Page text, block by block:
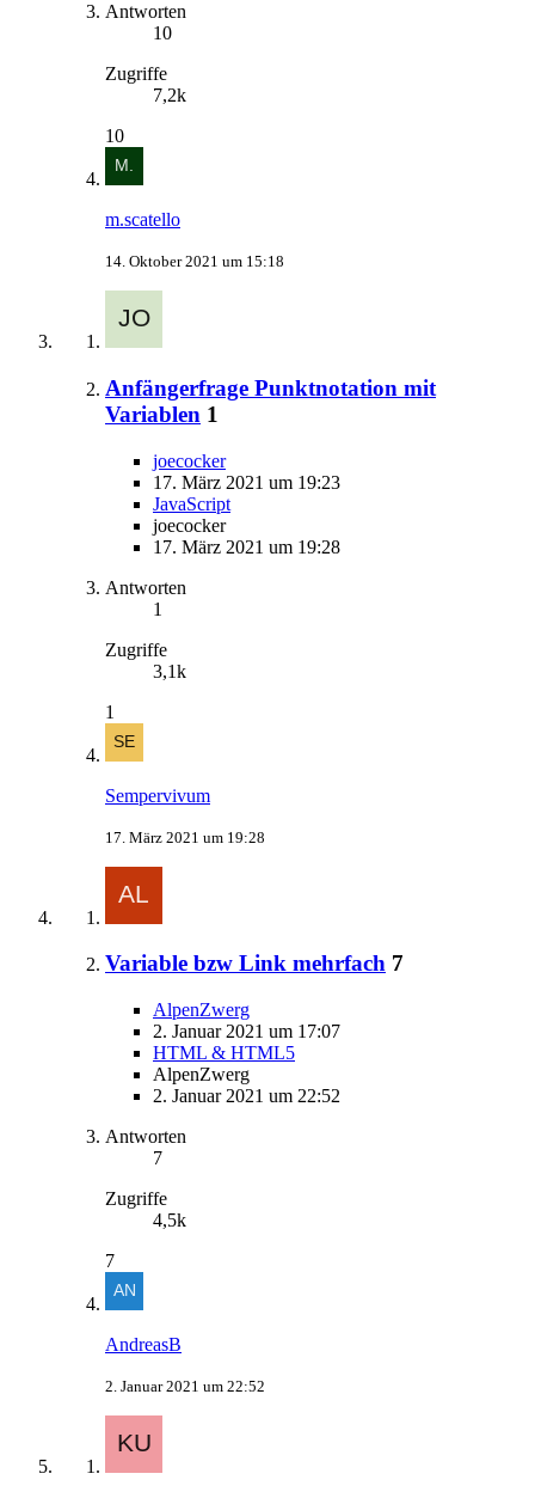
Antworten
10
Zugriffe
7,2k
10
m.scatello
14. Oktober 2021 um 15:18
Anfängerfrage Punktnotation mit
Variablen 1
joecocker
17. März 2021 um 19:23
JavaScript
joecocker
17. März 2021 um 19:28
Antworten
1
Zugriffe
3,1k
1
Sempervivum
17. März 2021 um 19:28
Variable bzw Link mehrfach 7
AlpenZwerg
2. Januar 2021 um 17:07
HTML & HTML5
AlpenZwerg
2. Januar 2021 um 22:52
Antworten
7
Zugriffe
4,5k
7
AndreasB
2. Januar 2021 um 22:52